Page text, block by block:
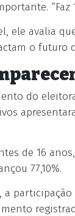
“Faz
ele avalia
o futuro
do
de 16
77,10%.
a